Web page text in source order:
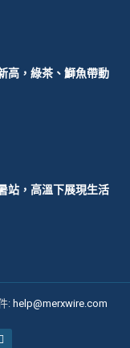
高，綠茶、鰤魚帶動
站，高溫下展現生活
: help@merxwire.com